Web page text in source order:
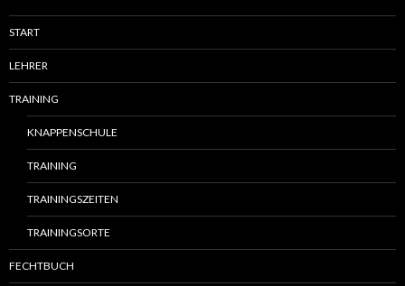
START
LEHRER
TRAINING
KNAPPENSCHULE
TRAINING
TRAININGSZEITEN
TRAININGSORTE
FECHTBUCH